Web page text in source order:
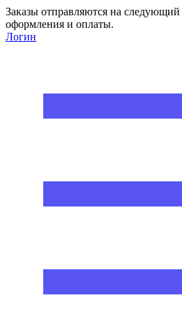
Заказы отправляются на
оформления и оплаты.
Логин